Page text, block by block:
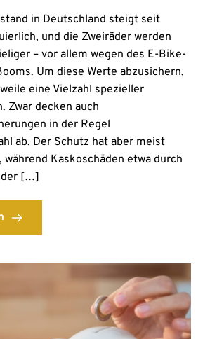
in Deutschland steigt seit
und die Zweiräder werden
– vor allem wegen des E-Bike-
Um diese Werte abzusichern,
eine Vielzahl spezieller
Zwar decken auch
in der Regel
ab. Der Schutz hat aber meist
während Kaskoschäden etwa durch
[…]